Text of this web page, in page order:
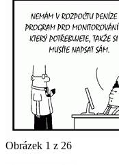
Obrázek 1 z 26